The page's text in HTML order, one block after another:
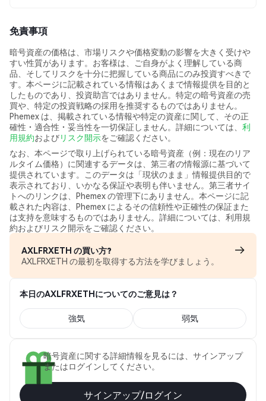
免責事項
暗号資産の価格は、市場リスクや価格変動の影響を大きく受けや
すい性質があります。お客様は、ご自身がよく理解している商
品、そしてリスクを十分に把握している商品にのみ投資すべきで
す。本ページに記載されている情報はあくまで情報提供を目的と
したものであり、投資助言ではありません。特定の暗号資産の売
買や、特定の投資戦略の採用を推奨するものではありません。
Phemex は、掲載されている情報や特定の資産に関して、その正
確性・適合性・妥当性を一切保証しません。詳細については、 利
用規約およびリスク開示をご確認ください。
なお、本ページで取り上げられている暗号資産（例：現在のリア
ルタイム価格）に関連するデータは、第三者の情報源に基づいて
提供されています。このデータは「現状のまま」情報提供目的で
表示されており、いかなる保証や表明も伴いません。第三者サイ
トへのリンクは、Phemex の管理下にありません。本ページに記
載された内容は、Phemex によるその信頼性や正確性の保証また
は支持を意味するものではありません。詳細については、利用規
約およびリスク開示をご確認ください。
AXLFRXETH の買い方?
AXLFRXETH の最初を取得する方法を学びましょう。
本日のAXLFRXETHについてのご意見は？
強気 弱気
暗号資産に関する詳細情報を見るには、サインアップ
またはログインしてください。
サインアップ/ログイン